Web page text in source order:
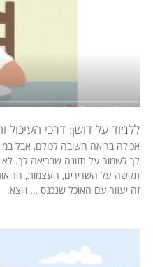
ללמוד על דושן: דרכי העיכול
אכילה בריאה חשובה לכולם, אבל
לך לשמור על תזונה שבריאה לך. לא
תקשה על השרירים, העצמות,
זה יעזור עם האוכל שנכנס … ויוצא.